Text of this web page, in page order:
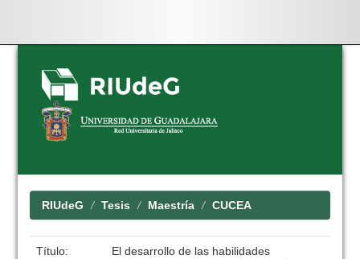
Skip
navigation
RIUdeG Tesis Maestría CUCEA
Título:
El desarrollo de las habilidades